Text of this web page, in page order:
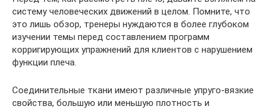
систему человеческих движений в целом. Помните, что
это лишь обзор, тренеры нуждаются в более глубоком
изучении темы перед составлением программ
корригирующих упражнений для клиентов с нарушением
функции плеча.
Соединительные ткани имеют различные упруго-вязкие
свойства, большую или меньшую плотность и